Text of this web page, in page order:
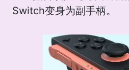
Switch变身为副手柄。